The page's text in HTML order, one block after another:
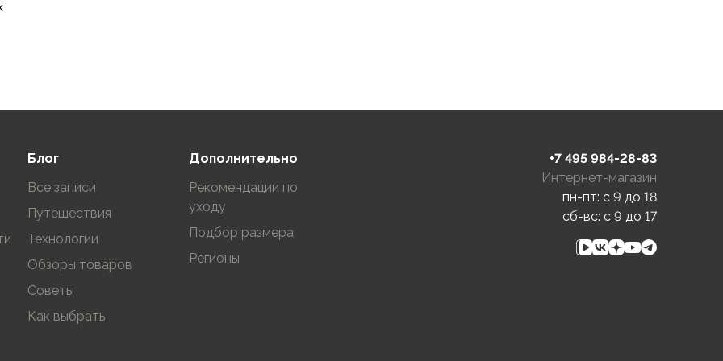
Блог
Все записи
Путешествия
Технологии
Обзоры товаров
Советы
Как выбрать
Дополнительно
Рекомендации по
уходу
Подбор размера
Регионы
+7 495 984-28-83
Интернет-магазин
пн-пт: c 9 до 18
сб-вс: c 9 до 17